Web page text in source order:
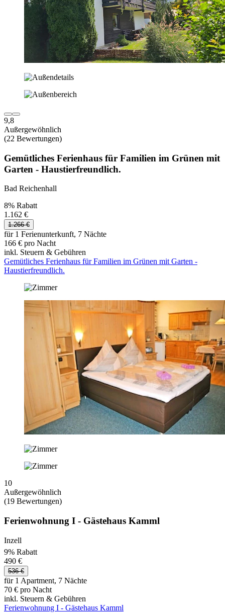
9,8
Außergewöhnlich
(22 Bewertungen)
Gemütliches Ferienhaus für Familien im Grünen mit
Garten - Haustierfreundlich.
Bad Reichenhall
8% Rabatt
1.162 €
1.266 €
für 1 Ferienunterkunft, 7 Nächte
166 € pro Nacht
inkl. Steuern & Gebühren
Gemütliches Ferienhaus für Familien im Grünen mit Garten -
Haustierfreundlich.
10
Außergewöhnlich
(19 Bewertungen)
Ferienwohnung I - Gästehaus Kamml
Inzell
9% Rabatt
490 €
536 €
für 1 Apartment, 7 Nächte
70 € pro Nacht
inkl. Steuern & Gebühren
Ferienwohnung I - Gästehaus Kamml